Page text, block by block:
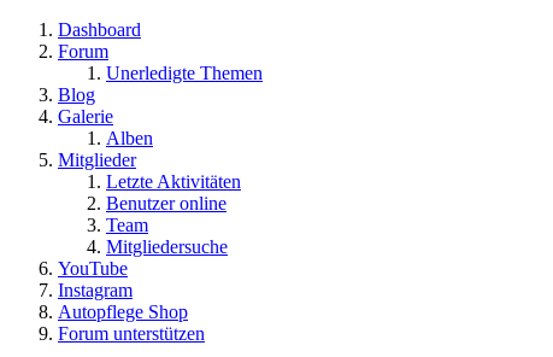
Dashboard
Forum
Unerledigte Themen
Blog
Galerie
Alben
Mitglieder
Letzte Aktivitäten
Benutzer online
Team
Mitgliedersuche
YouTube
Instagram
Autopflege Shop
Forum unterstützen